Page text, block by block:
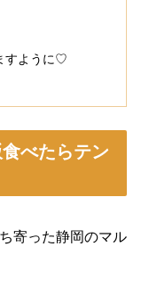
すように♡
べたらテン
寄った静岡のマル